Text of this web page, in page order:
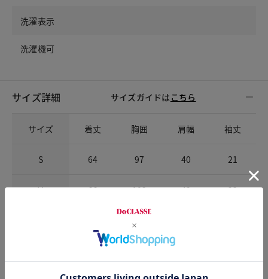
洗濯表示
洗濯機可
サイズ詳細 サイズガイドは こちら
サイズ 着丈 胸囲 肩幅 袖丈
S 64 97 40 21
M 66 103 42 22
109